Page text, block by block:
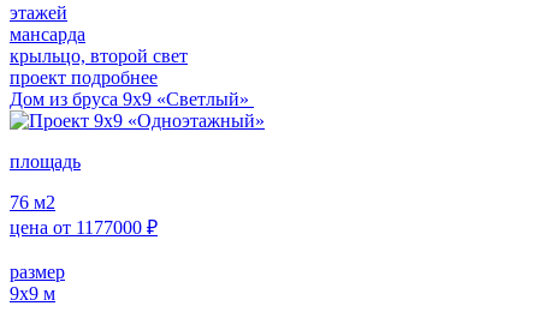
этажей
мансарда
крыльцо, второй свет
проект подробнее
Дом из бруса 9х9 «Светлый»
площадь
76 м2
цена от 1177000 ₽
размер
9х9 м